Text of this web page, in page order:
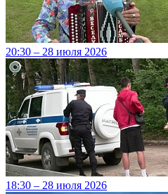
20:30 – 28 июля 2026
18:30 – 28 июля 2026